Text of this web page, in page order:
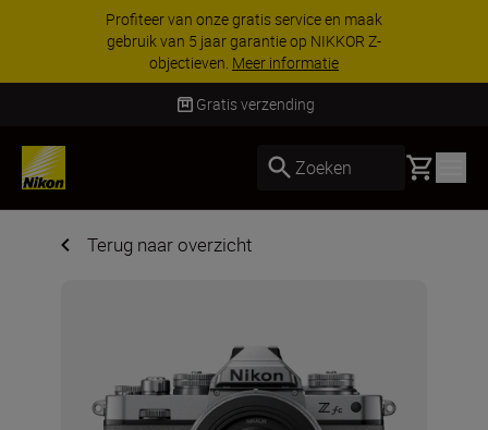
Profiteer van onze gratis service en maak
gebruik van 5 jaar garantie op NIKKOR Z-
objectieven.Meer informatie
Gratis verzending
Zoeken Basket
Terug naar overzicht